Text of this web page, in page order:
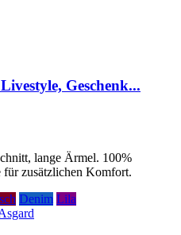
Geschenk...
lange Ärmel. 100%
für zusätzlichen Komfort.
Denim Lila